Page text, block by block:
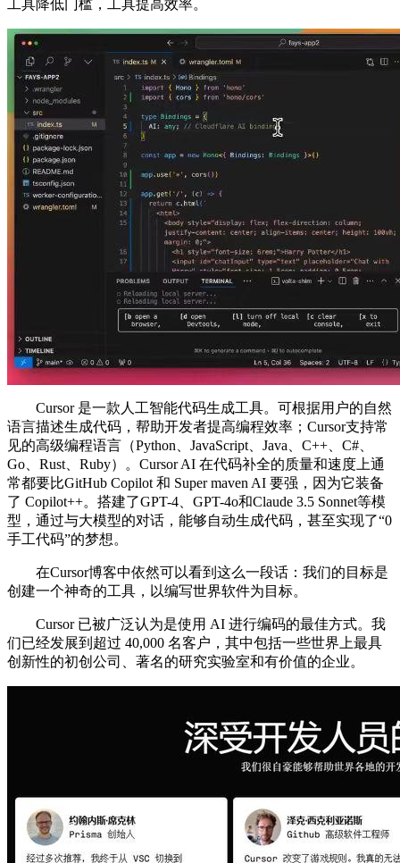
工具降低门槛，工具提高效率。
Cursor 是一款人工智能代码生成工具。可根据用户的自然
语言描述生成代码，帮助开发者提高编程效率；Cursor支持常
见的高级编程语言（Python、JavaScript、Java、C++、C#、
Go、Rust、Ruby）。Cursor AI 在代码补全的质量和速度上通
常都要比GitHub Copilot 和 Super maven AI 要强，因为它装备
了 Copilot++。搭建了GPT-4、GPT-4o和Claude 3.5 Sonnet等模
型，通过与大模型的对话，能够自动生成代码，甚至实现了“0
手工代码”的梦想。
在Cursor博客中依然可以看到这么一段话：我们的目标是
创建一个神奇的工具，以编写世界软件为目标。
Cursor 已被广泛认为是使用 AI 进行编码的最佳方式。我
们已经发展到超过 40,000 名客户，其中包括一些世界上最具
创新性的初创公司、著名的研究实验室和有价值的企业。